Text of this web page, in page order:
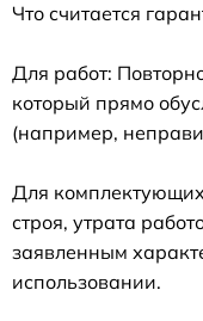
Что считается
Для работ:
который прямо
(например,
Для
строя, утрата
заявленным
использовании.